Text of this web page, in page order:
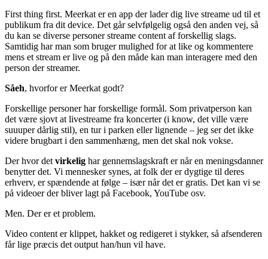
First thing first. Meerkat er en app der lader dig live streame ud til et
publikum fra dit device. Det går selvfølgelig også den anden vej, så
du kan se diverse personer streame content af forskellig slags.
Samtidig har man som bruger mulighed for at like og kommentere
mens et stream er live og på den måde kan man interagere med den
person der streamer.
Såeh, hvorfor er Meerkat godt?
Forskellige personer har forskellige formål. Som privatperson kan
det være sjovt at livestreame fra koncerter (i know, det ville være
suuuper dårlig stil), en tur i parken eller lignende – jeg ser det ikke
videre brugbart i den sammenhæng, men det skal nok vokse.
Der hvor detvirkelig har gennemslagskraft er når en meningsdanner
benytter det. Vi mennesker synes, at folk der er dygtige til deres
erhverv, er spændende at følge – især når det er gratis. Det kan vi se
på videoer der bliver lagt på Facebook, YouTube osv.
Men. Der er et problem.
Video content er klippet, hakket og redigeret i stykker, så afsenderen
får lige præcis det output han/hun vil have.